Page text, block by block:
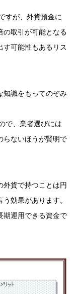
すが、外貨預金に
の取引が可能となる
す可能性もあるリス
知識をもってのぞみ
で、業者選びには
らないほうが賢明で
外貨で持つことは円
効果があります。
期運用できる資金で